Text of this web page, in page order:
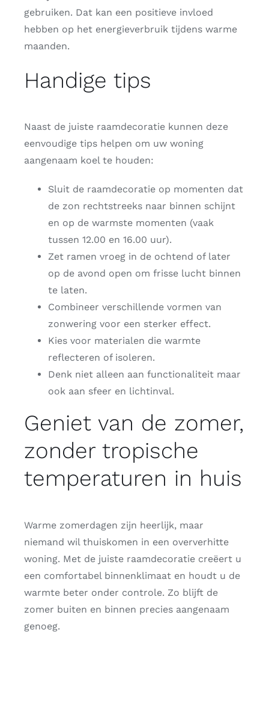
gebruiken. Dat kan een positieve invloed
hebben op het energieverbruik tijdens warme
maanden.
Handige tips
Naast de juiste raamdecoratie kunnen deze
eenvoudige tips helpen om uw woning
aangenaam koel te houden:
Sluit de raamdecoratie op momenten dat
de zon rechtstreeks naar binnen schijnt
en op de warmste momenten (vaak
tussen 12.00 en 16.00 uur).
Zet ramen vroeg in de ochtend of later
op de avond open om frisse lucht binnen
te laten.
Combineer verschillende vormen van
zonwering voor een sterker effect.
Kies voor materialen die warmte
reflecteren of isoleren.
Denk niet alleen aan functionaliteit maar
ook aan sfeer en lichtinval.
Geniet van de zomer,
zonder tropische
temperaturen in huis
Warme zomerdagen zijn heerlijk, maar
niemand wil thuiskomen in een oververhitte
woning. Met de juiste raamdecoratie creëert u
een comfortabel binnenklimaat en houdt u de
warmte beter onder controle. Zo blijft de
zomer buiten en binnen precies aangenaam
genoeg.